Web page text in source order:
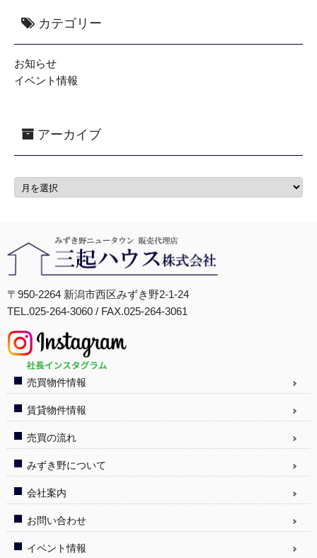
カテゴリー
お知らせ
イベント情報
アーカイブ
〒950-2264 新潟市西区みずき野2-1-24
TEL.025-264-3060 / FAX.025-264-3061
売買物件情報
賃貸物件情報
売買の流れ
みずき野について
会社案内
お問い合わせ
イベント情報